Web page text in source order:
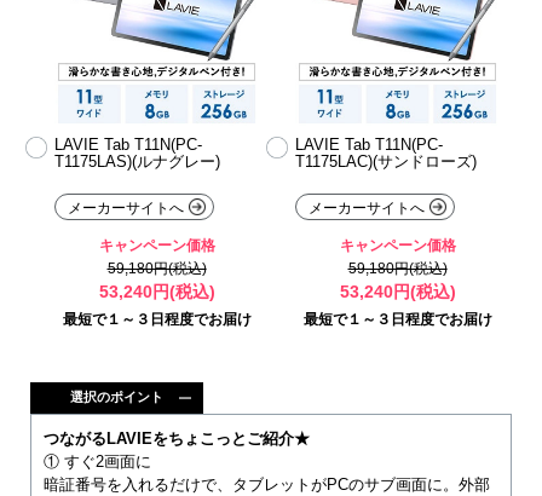
LAVIE Tab T11N(PC-
T1175LAS)(ルナグレー)
メーカーサイトへ
キャンペーン価格
59,180円(税込)
53,240円(税込)
最短で１～３日程度でお届け
LAVIE Tab T11N(PC-
T1175LAC)(サンドローズ)
メーカーサイトへ
キャンペーン価格
59,180円(税込)
53,240円(税込)
最短で１～３日程度でお届け
選択のポイント
つながるLAVIEをちょこっとご紹介★
① すぐ2画面に
暗証番号を入れるだけで、タブレットがPCのサブ画面に。外部